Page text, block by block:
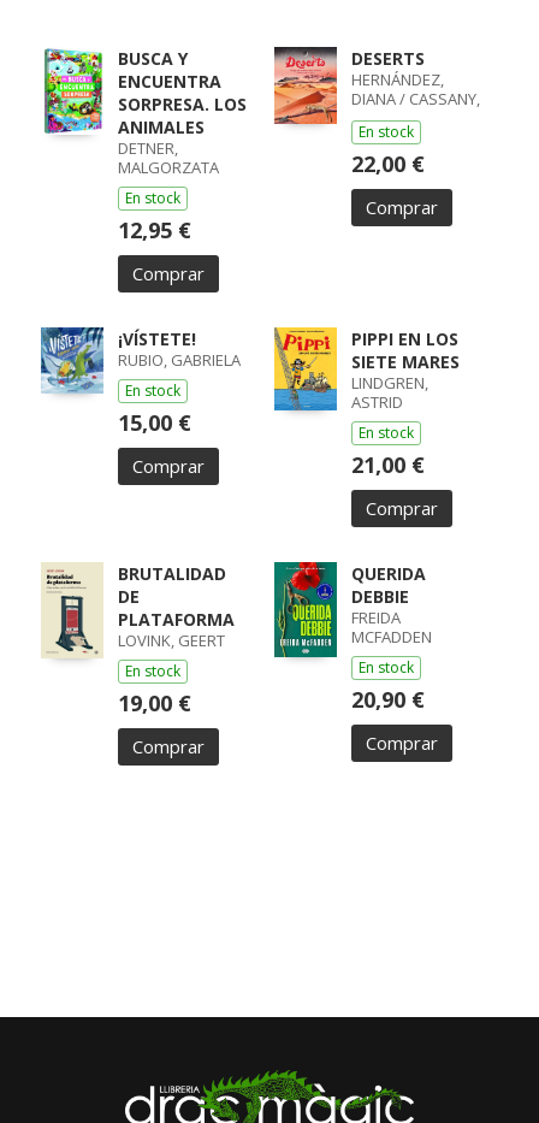
BUSCA Y
ENCUENTRA
SORPRESA. LOS
ANIMALES
DETNER,
MALGORZATA
En stock
12,95 €
Comprar
DESERTS
HERNÁNDEZ,
DIANA / CASSANY,
MIA
En stock
22,00 €
Comprar
¡VÍSTETE!
RUBIO, GABRIELA
En stock
15,00 €
Comprar
PIPPI EN LOS
SIETE MARES
LINDGREN,
ASTRID
En stock
21,00 €
Comprar
BRUTALIDAD
DE
PLATAFORMA
LOVINK, GEERT
En stock
19,00 €
Comprar
QUERIDA
DEBBIE
FREIDA
MCFADDEN
En stock
20,90 €
Comprar